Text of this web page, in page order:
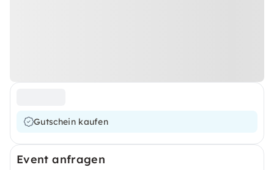
Gutschein kaufen
Event anfragen